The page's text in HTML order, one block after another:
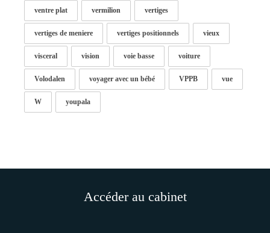
ventre plat vermilion vertiges
vertiges de meniere vertiges positionnels vieux
visceral vision voie basse voiture
Volodalen voyager avec un bébé VPPB vue
W youpala
Accéder au cabinet